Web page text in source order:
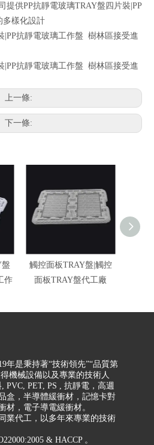
提供PP抗靜電玻璃TRAY盤四片裝|PP
多樣化設計
|PP抗靜電玻璃工作盤 樹林區接受進
|PP抗靜電玻璃工作盤 樹林區接受進
上一條:
下一條:
盤
作
觸控面板TRAY盤|觸控
面板TRAY盤代工廠
年是秉持著“技術領先”“品質第
機械設備以及專業的技術人
PVC, PET, PS , 抗靜電，高週
盒，半導體緩衝材，記憶卡對
材，電子導電緩衝材。
業代工，以多年來專業的技術
& HACCP 。